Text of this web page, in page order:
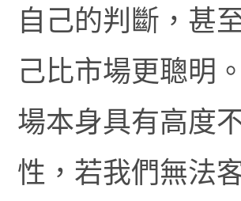
自己的判斷，甚
己比市場更聰明
場本身具有高度
性，若我們無法